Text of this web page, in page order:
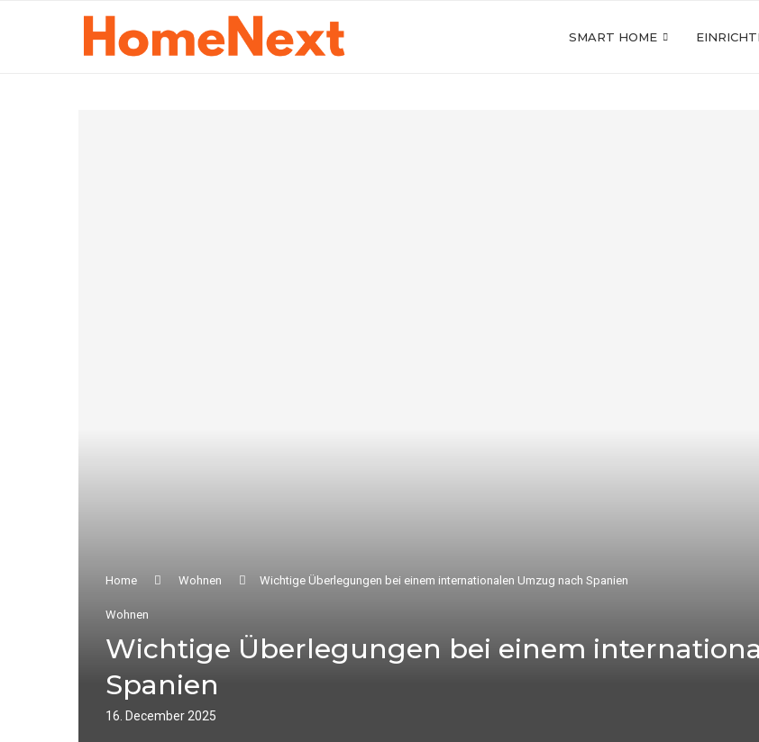
SMART HOME
Home Wohnen Wichtige Überlegungen bei einem internationalen Umzug nach Spanien
Wohnen
Wichtige Überlegungen bei einem
Spanien
16. December 2025